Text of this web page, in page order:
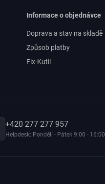
Informace o objednávce
Doprava a stav na skladě
Způsob platby
Fix-Kutil
+420 277 277 957
Helpdesk: Pondělí - Pátek 9:00 - 16:00